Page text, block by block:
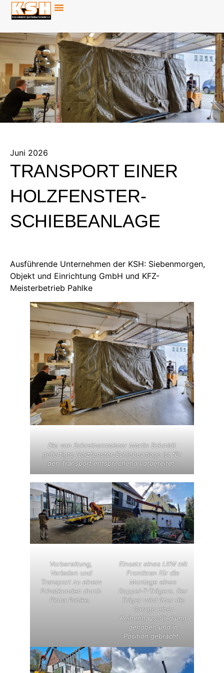
Juni 2026
TRANSPORT EINER
HOLZFENSTER-
SCHIEBEANLAGE
Ausführende Unternehmen der KSH: Siebenmorgen,
Objekt und Einrichtung GmbH und KFZ-
Meisterbetrieb Pahlke
Die von Schreinermeister Martin Schmidt
gefertigte Holzfenster-Schiebeanlage ist für
den Transport entsprechend vorbereitet.
Vorbereitung,
Verladen und
Transport zu einem
Privatkunden durch
Firma Pahlke.
Einsatz eines LKW mit
Frontkran für die
Montage eines
Doppel-T-Trägers. Der
Träger wird über die
Garage einer
Reihenhaus-Siedlung
gehoben und in
Position gebracht.